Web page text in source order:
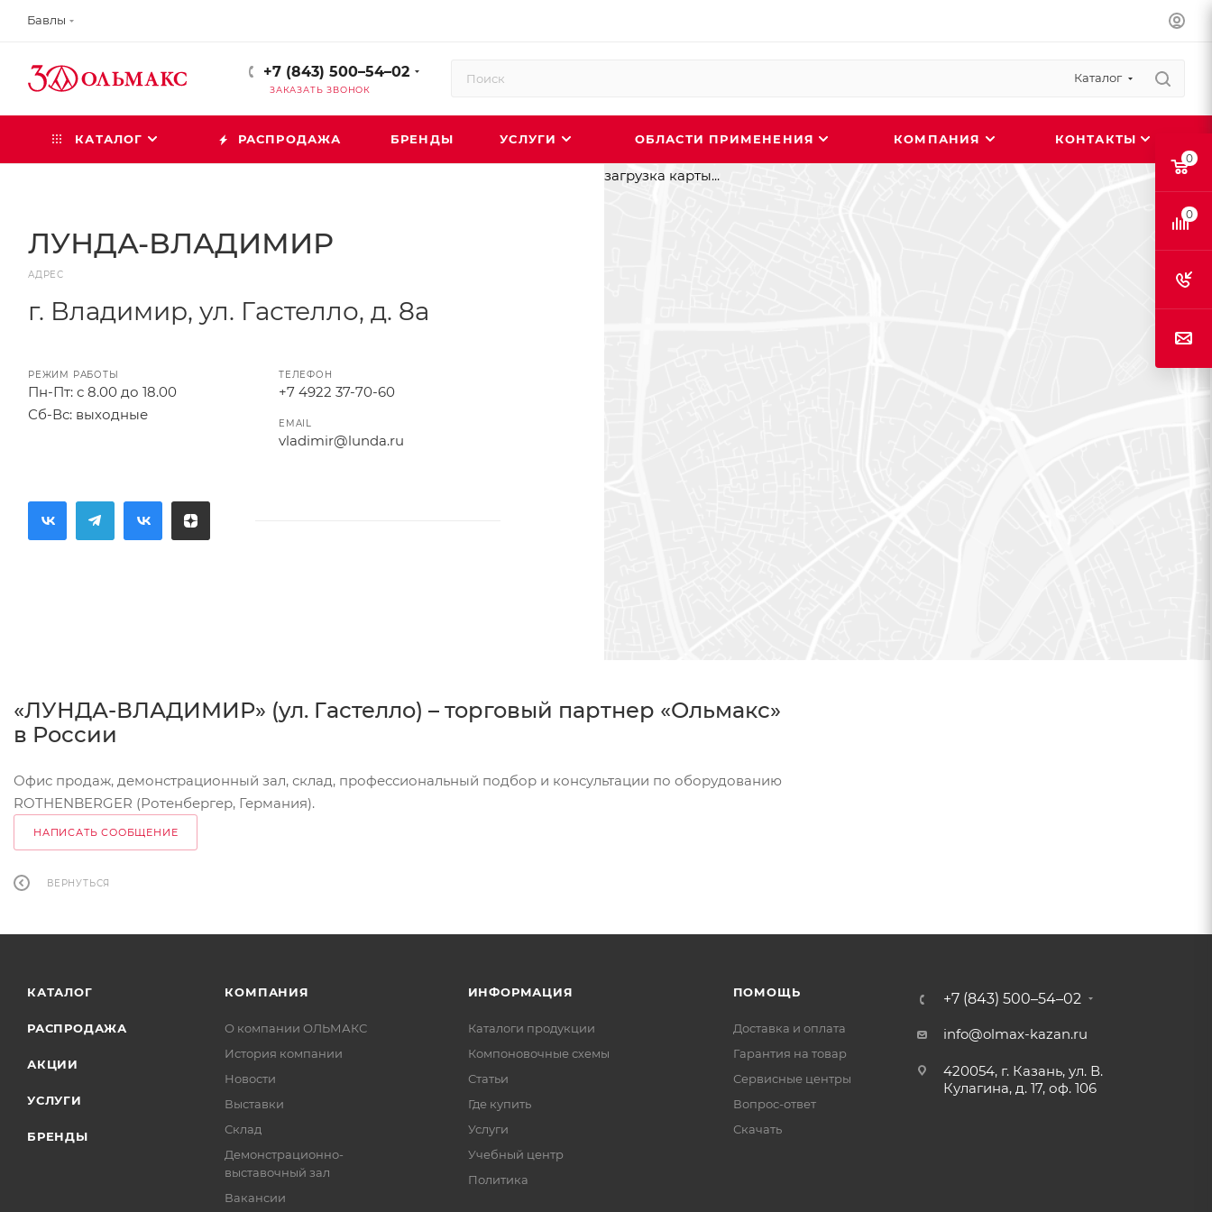
Бавлы
+7 (843) 500–54–02
ЗАКАЗАТЬ ЗВОНОК
Каталог
КАТАЛОГ РАСПРОДАЖА БРЕНДЫ УСЛУГИ ОБЛАСТИ ПРИМЕНЕНИЯ КОМПАНИЯ КОНТАКТЫ
ЛУНДА-ВЛАДИМИР
АДРЕС
г. Владимир, ул. Гастелло, д. 8а
РЕЖИМ РАБОТЫ
Пн-Пт: с 8.00 до 18.00
Сб-Вс: выходные
ТЕЛЕФОН
+7 4922 37-70-60
EMAIL
vladimir@lunda.ru
загрузка карты...
«ЛУНДА-ВЛАДИМИР» (ул. Гастелло) – торговый партнер «Ольмакс»
в России
Офис продаж, демонстрационный зал, склад, профессиональный подбор и консультации по оборудованию
ROTHENBERGER (Ротенбергер, Германия).
НАПИСАТЬ СООБЩЕНИЕ
ВЕРНУТЬСЯ
КАТАЛОГ
РАСПРОДАЖА
АКЦИИ
УСЛУГИ
БРЕНДЫ
КОМПАНИЯ
О компании ОЛЬМАКС
История компании
Новости
Выставки
Склад
Демонстрационно-
выставочный зал
Вакансии
ИНФОРМАЦИЯ
Каталоги продукции
Компоновочные схемы
Статьи
Где купить
Услуги
Учебный центр
Политика
ПОМОЩЬ
Доставка и оплата
Гарантия на товар
Сервисные центры
Вопрос-ответ
Скачать
+7 (843) 500–54–02
info@olmax-kazan.ru
420054, г. Казань, ул. В.
Кулагина, д. 17, оф. 106
0
0